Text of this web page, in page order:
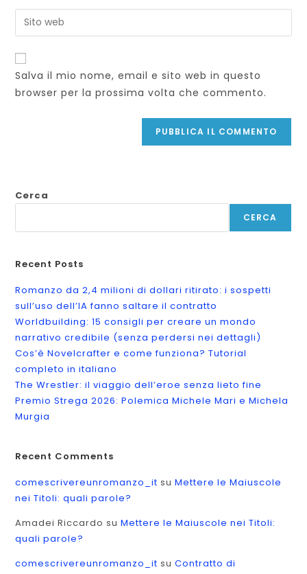
nome
utente
per
commentare
tuo
indirizzo
per
commentare
Inserisci
l'URL
del
sito
(facoltativo)
Salva il mio nome, email e sito web in questo
browser per la prossima volta che commento.
Cerca
CERCA
Recent Posts
Romanzo da 2,4 milioni di dollari ritirato: i sospetti
sull’uso dell’IA fanno saltare il contratto
Worldbuilding: 15 consigli per creare un mondo
narrativo credibile (senza perdersi nei dettagli)
Cos’è Novelcrafter e come funziona? Tutorial
completo in italiano
The Wrestler: il viaggio dell’eroe senza lieto fine
Premio Strega 2026: Polemica Michele Mari e Michela
Murgia
Recent Comments
comescrivereunromanzo_it suMettere le Maiuscole
nei Titoli: quali parole?
Amadei Riccardo suMettere le Maiuscole nei Titoli:
quali parole?
comescrivereunromanzo_it suContratto di